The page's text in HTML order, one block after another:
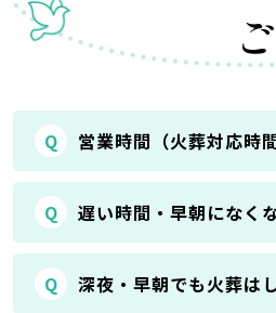
Q 営業時間（火葬対応時
Q 遅い時間・早朝になく
Q 深夜・早朝でも火葬は